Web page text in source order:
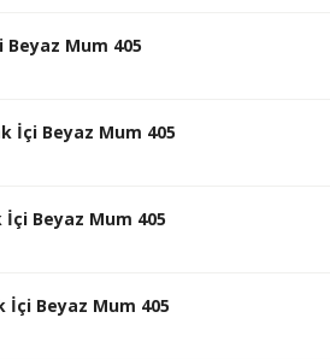
Beyaz Mum 405
İçi Beyaz Mum 405
İçi Beyaz Mum 405
İçi Beyaz Mum 405